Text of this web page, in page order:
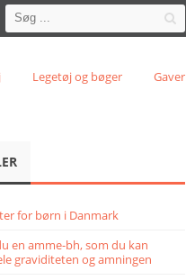
Legetøj og bøger Gaver
for børn i Danmark
en amme-bh, som du kan
graviditeten og amningen